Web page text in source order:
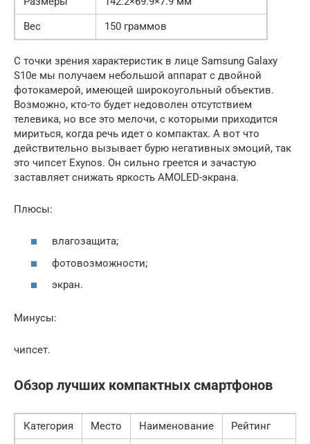
Вес
150 граммов
С точки зрения характеристик в лице Samsung Galaxy
S10e мы получаем небольшой аппарат с двойной
фотокамерой, имеющей широкоугольный объектив.
Возможно, кто-то будет недоволен отсутствием
телевика, но все это мелочи, с которыми приходится
мириться, когда речь идет о компактах. А вот что
действительно вызывает бурю негативных эмоций, так
это чипсет Exynos. Он сильно греется и зачастую
заставляет снижать яркость AMOLED-экрана.
Плюсы:
влагозащита;
фотовозможности;
экран.
Минусы:
чипсет.
Обзор лучших компактных смартфонов
Категория Место Наименование Рейтинг